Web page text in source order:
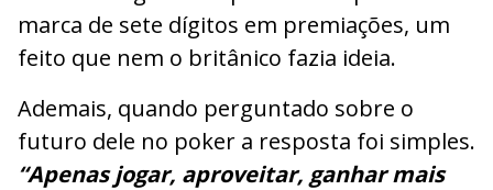
marca de sete dígitos em premiações, um
feito que nem o britânico fazia ideia.
Ademais, quando perguntado sobre o
futuro dele no poker a resposta foi simples.
“Apenas jogar, aproveitar, ganhar mais